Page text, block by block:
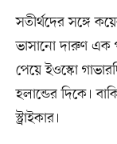
সতীর্থদের সঙ্গে
ভাসানো দারুণ এক
পেয়ে ইওস্কো
হলান্ডের দিকে।
স্ট্রাইকার।